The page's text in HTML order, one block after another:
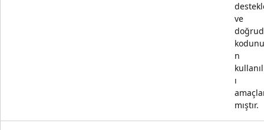
ve
n
ı
mıştır.